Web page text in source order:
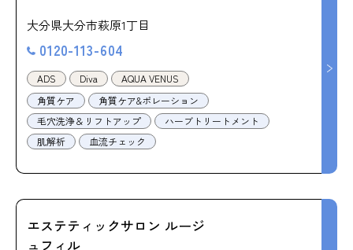
大分県大分市萩原1丁目
0120-113-604
ADS Diva
AQUA VENUS
角質ケア
角質ケア&ポレーション
毛穴洗浄＆リフトアップ
ハーブトリートメント
肌解析
血流チェック
エステティックサロン ルージ
ュフィル